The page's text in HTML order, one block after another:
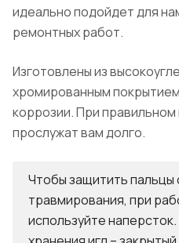
идеально подойдет для
ремонтных работ.
Изготовлены из
хромированным
коррозии. При правильном
прослужат вам долго.
Чтобы защитить пальцы
травмирования, при
используйте